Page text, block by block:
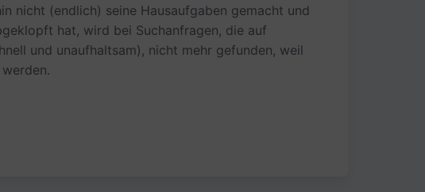
nicht (endlich) seine Hausaufgaben gemacht und
hat, wird bei Suchanfragen, die auf
und unaufhaltsam), nicht mehr gefunden, weil